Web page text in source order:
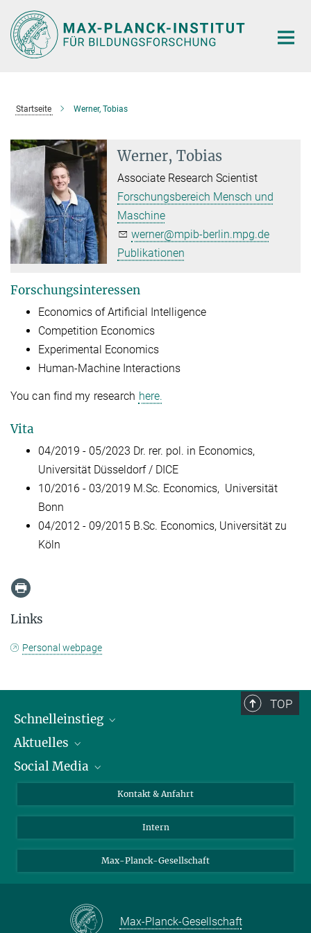
Hauptinhalt
Startseite Werner, Tobias
Werner, Tobias
Associate Research Scientist
Forschungsbereich Mensch und
Maschine
werner@mpib-berlin.mpg.de
Publikationen
Forschungsinteressen
Economics of Artificial Intelligence
Competition Economics
Experimental Economics
Human-Machine Interactions
You can find my research here.
Vita
04/2019 - 05/2023 Dr. rer. pol. in Economics,
Universität Düsseldorf / DICE
10/2016 - 03/2019 M.Sc. Economics, Universität
Bonn
04/2012 - 09/2015 B.Sc. Economics, Universität zu
Köln
Links
Personal webpage
TOP
Schnelleinstieg
Personen
Pressebereich
Aktuelles
Stellenangebote
Social Media
X
LinkedIn
Kontakt & Anfahrt
Intern
Max-Planck-Gesellschaft
Max-Planck-Gesellschaft